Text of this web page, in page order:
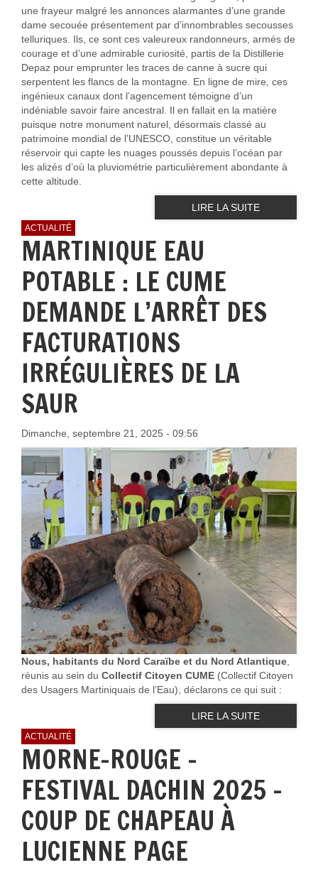
une frayeur malgré les annonces alarmantes d’une grande
dame secouée présentement par d’innombrables secousses
telluriques. Ils, ce sont ces valeureux randonneurs, armés de
courage et d’une admirable curiosité, partis de la Distillerie
Depaz pour emprunter les traces de canne à sucre qui
serpentent les flancs de la montagne. En ligne de mire, ces
ingénieux canaux dont l’agencement témoigne d’un
indéniable savoir faire ancestral. Il en fallait en la matière
puisque notre monument naturel, désormais classé au
patrimoine mondial de l’UNESCO, constitue un véritable
réservoir qui capte les nuages poussés depuis l’océan par
les alizés d’où la pluviométrie particulièrement abondante à
cette altitude.
LIRE LA SUITE
ACTUALITÉ
MARTINIQUE EAU
POTABLE : LE CUME
DEMANDE L’ARRÊT DES
FACTURATIONS
IRRÉGULIÈRES DE LA
SAUR
Dimanche, septembre 21, 2025 - 09:56
Nous, habitants du Nord Caraïbe et du Nord Atlantique
réunis au sein du Collectif Citoyen CUME (Collectif Citoyen
des Usagers Martiniquais de l’Eau), déclarons ce qui suit :
LIRE LA SUITE
ACTUALITÉ
MORNE-ROUGE -
FESTIVAL DACHIN 2025 –
COUP DE CHAPEAU À
LUCIENNE PAGE